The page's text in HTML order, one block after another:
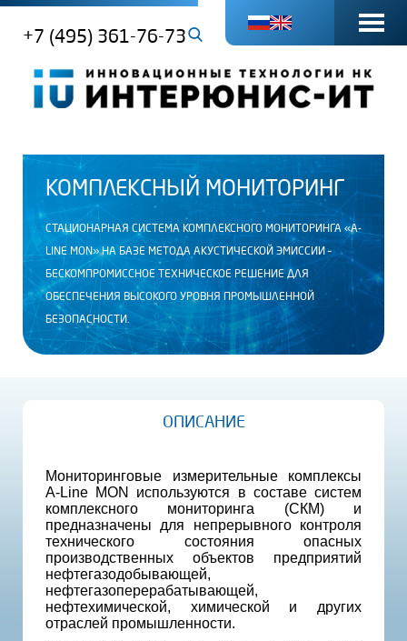
+7 (495) 361-76-73
КОМПЛЕКСНЫЙ МОНИТОРИНГ
СТАЦИОНАРНАЯ СИСТЕМА КОМПЛЕКСНОГО МОНИТОРИНГА «A-
LINE MON» НА БАЗЕ МЕТОДА АКУСТИЧЕСКОЙ ЭМИССИИ –
БЕСКОМПРОМИССНОЕ ТЕХНИЧЕСКОЕ РЕШЕНИЕ ДЛЯ
ОБЕСПЕЧЕНИЯ ВЫСОКОГО УРОВНЯ ПРОМЫШЛЕННОЙ
БЕЗОПАСНОСТИ.
ОПИСАНИЕ
Мониторинговые измерительные комплексы
A-Line MON используются в составе систем
комплексного мониторинга (СКМ) и
предназначены для непрерывного контроля
технического состояния опасных
производственных объектов предприятий
нефтегазодобывающей,
нефтегазоперерабатывающей,
нефтехимической, химической и других
отраслей промышленности.